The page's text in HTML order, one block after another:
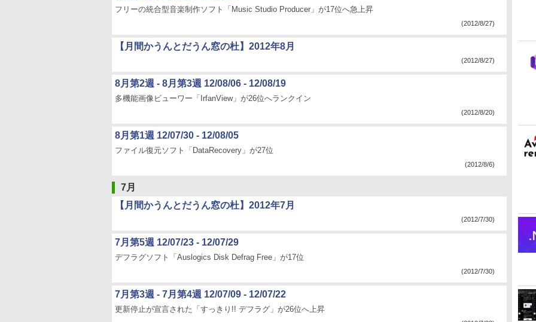
フリーの統合型音楽制作ソフト「Music Studio Producer」が17位へ急上昇
(2012/8/27)
【月間かうんとだうん窓の杜】2012年8月
(2012/8/27)
8月第2週 - 8月第3週 12/08/06 - 12/08/19
多機能画像ビューワー「IrfanView」が26位へランクイン
(2012/8/20)
8月第1週 12/07/30 - 12/08/05
ファイル復元ソフト「DataRecovery」が27位
(2012/8/6)
7月
【月間かうんとだうん窓の杜】2012年7月
(2012/7/30)
7月第5週 12/07/23 - 12/07/29
デフラグソフト「Auslogics Disk Defrag Free」が17位
(2012/7/30)
7月第3週 - 7月第4週 12/07/09 - 12/07/22
更新停止が宣言された「すっきり!! デフラグ」が26位へ上昇